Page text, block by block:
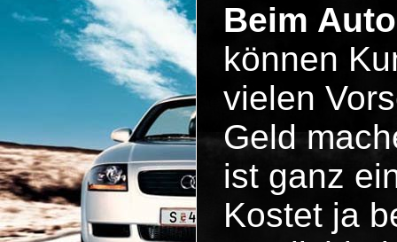
Beim
können
vielen
Geld
ist ganz
Kostet ja